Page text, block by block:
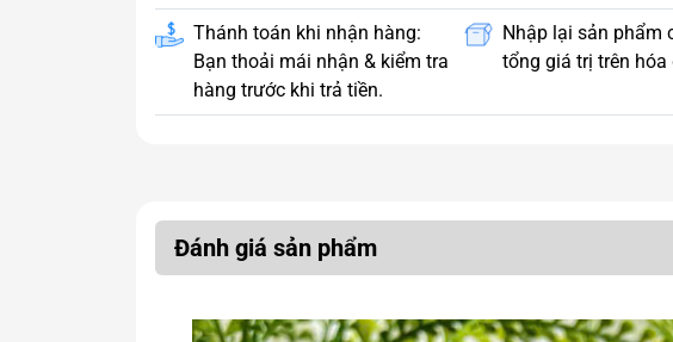
Thánh toán khi nhận hàng:
Bạn thoải mái nhận & kiểm tra
hàng trước khi trả tiền.
Nhập lại sản phẩm
tổng giá trị trên hóa
Đánh giá sản phẩm